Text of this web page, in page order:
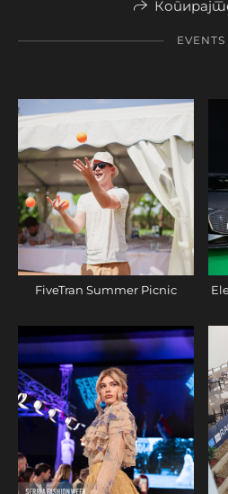
EVENTS
FiveTran Summer Picnic